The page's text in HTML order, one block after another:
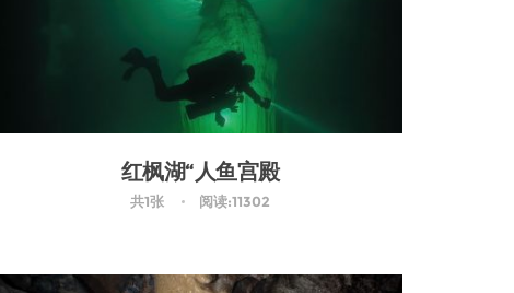
红枫湖“人鱼宫殿
共1张 阅读:11302